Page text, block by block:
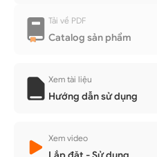
Tải về PDF
Catalog sản phẩm
Xem tài liệu
Hướng dẫn sử dụng
Xem video